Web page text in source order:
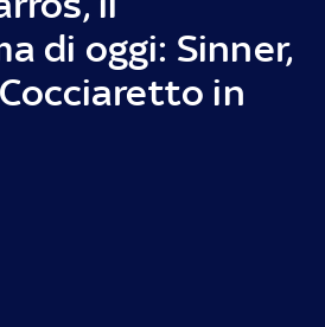
di oggi: Sinner,
in